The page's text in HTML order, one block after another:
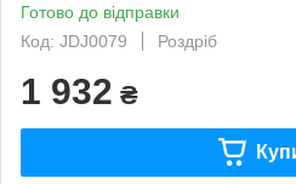
Готово до відправки
Код: JDJ0079
Роздріб
1 932 ₴